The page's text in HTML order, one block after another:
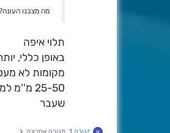
מה מצבנו
תלוי איפה
באופן כללי,
מקומות לא
25-50
שעבר